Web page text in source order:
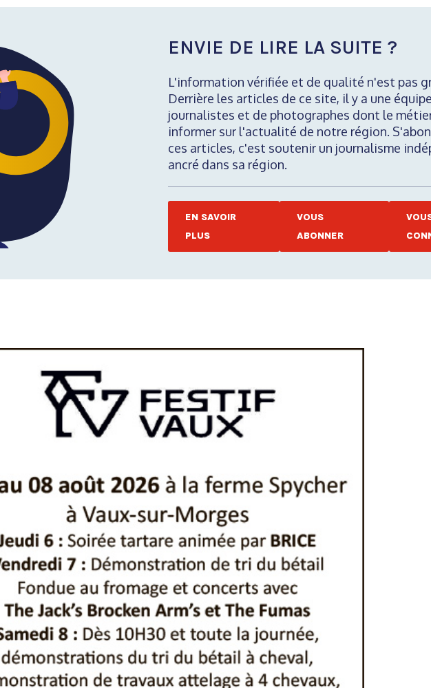
ENVIE DE LIRE LA SUITE ?
L'information vérifiée et de qualité n'est pas
Derrière les articles de ce site, il y a une
journalistes et de photographes dont le
informer sur l'actualité de notre région.
ces articles, c'est soutenir un journalisme
ancré dans sa région.
EN SAVOIR
PLUS
VOUS
ABONNER